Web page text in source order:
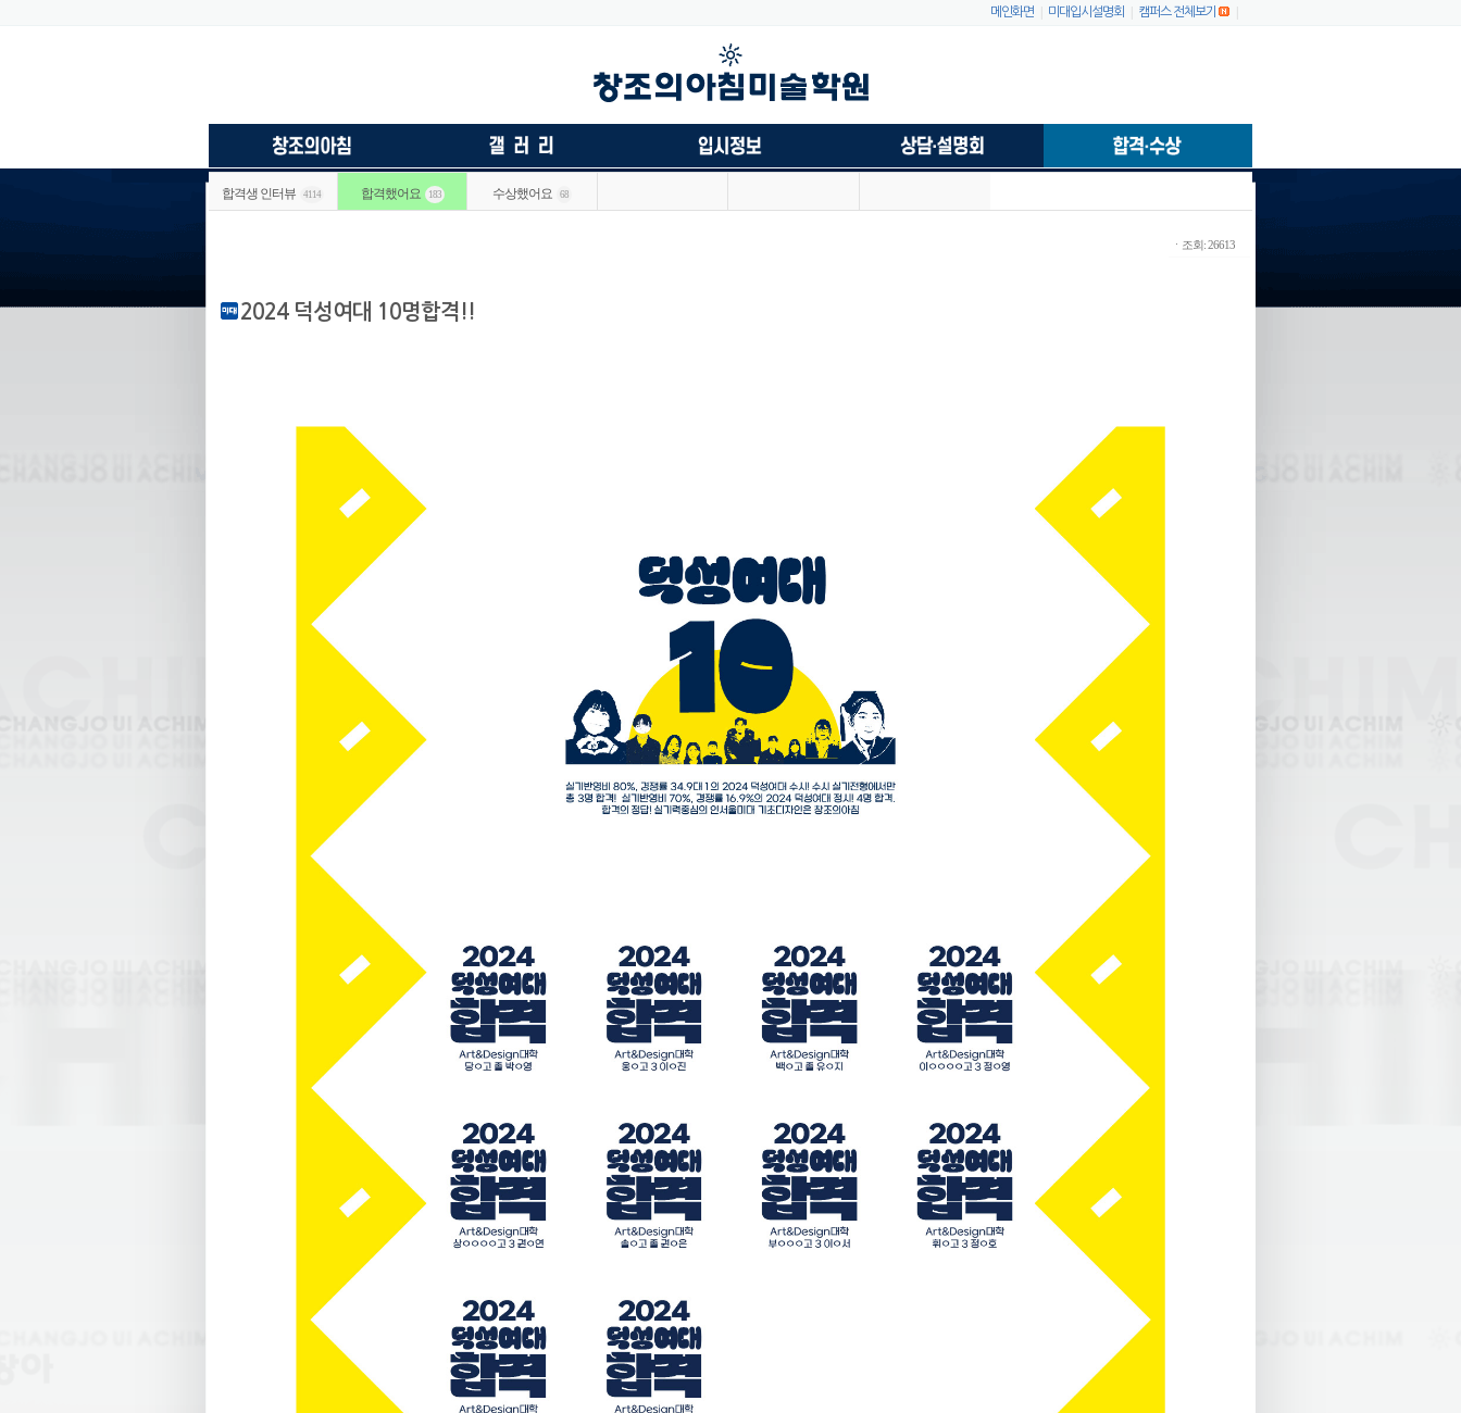
메인화면 미대입시설명회 캠퍼스 전체보기
합격생 인터뷰 4114 합격했어요 183 수상했어요 68
ㆍ조회: 26613
2024 덕성여대 10명합격!!